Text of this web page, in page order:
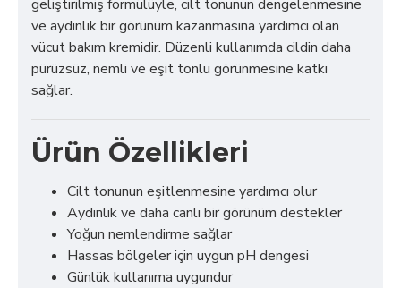
geliştirilmiş formülüyle, cilt tonunun dengelenmesine
ve aydınlık bir görünüm kazanmasına yardımcı olan
vücut bakım kremidir. Düzenli kullanımda cildin daha
pürüzsüz, nemli ve eşit tonlu görünmesine katkı
sağlar.
Ürün Özellikleri
Cilt tonunun eşitlenmesine yardımcı olur
Aydınlık ve daha canlı bir görünüm destekler
Yoğun nemlendirme sağlar
Hassas bölgeler için uygun pH dengesi
Günlük kullanıma uygundur